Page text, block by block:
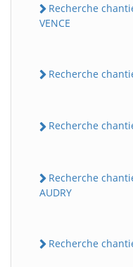
Recherche
VENCE
Recherche
Recherche
Recherche
AUDRY
Recherche